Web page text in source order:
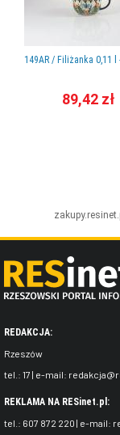
149AR / Filiżanka 0,11 l
89,42 zł
REDAKCJA:
Rzeszów
tel.: 17 | e-mail:
REKLAMA NA RESinet.pl:
tel.: 607 872 220 | e-mail: